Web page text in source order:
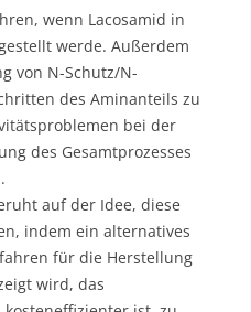
wenn Lacosamid in
werde. Außerdem
von N-Schutz/N-
des Aminanteils zu
bei der
des Gesamtprozesses
auf der Idee, diese
indem ein alternatives
für die Herstellung
wird, das